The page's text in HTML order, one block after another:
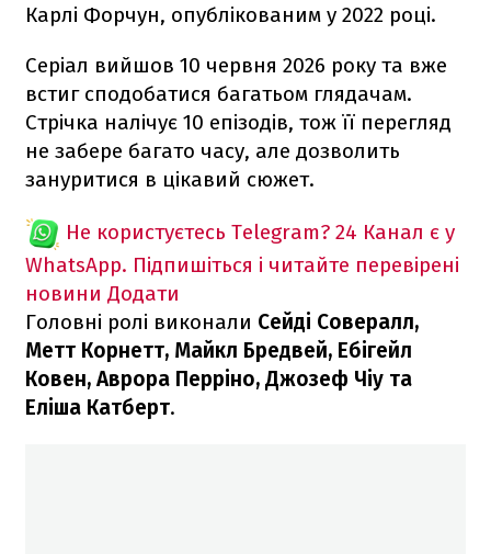
Карлі Форчун, опублікованим у 2022 році.
Серіал вийшов 10 червня 2026 року та вже
встиг сподобатися багатьом глядачам.
Стрічка налічує 10 епізодів, тож її перегляд
не забере багато часу, але дозволить
зануритися в цікавий сюжет.
Не користуєтесь Telegram? 24 Канал є у
WhatsApp. Підпишіться і читайте перевірені
новини Додати
Головні ролі виконали Сейді Совералл,
Метт Корнетт, Майкл Бредвей, Ебігейл
Ковен, Аврора Перріно, Джозеф Чіу та
Еліша Катберт.